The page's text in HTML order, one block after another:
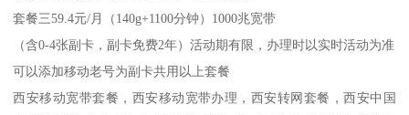
套餐三59.4元/月（140g+1100分钟）1000兆宽带
（含0-4张副卡，副卡免费2年）活动期有限，办理时以实时活动为准
可以添加移动老号为副卡共用以上套餐
西安移动宽带套餐，西安移动宽带办理，西安转网套餐，西安中国